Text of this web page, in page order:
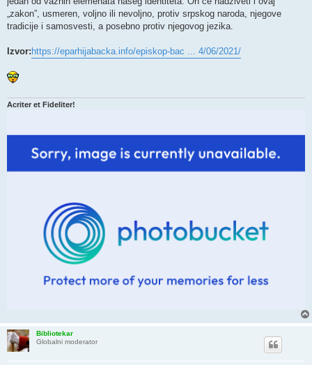
„zakon”, usmeren, voljno ili nevoljno, protiv srpskog naroda, njegove
tradicije i samosvesti, a posebno protiv njegovog jezika.
Izvor: https://eparhijabacka.info/episkop-bac ... 4/06/2021/
Acriter et Fideliter!
Bibliotekar
Globalni moderator